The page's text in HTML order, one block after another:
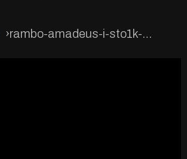
rambo-amadeus-i-sto1k-priznati-eminentni-umjetnik